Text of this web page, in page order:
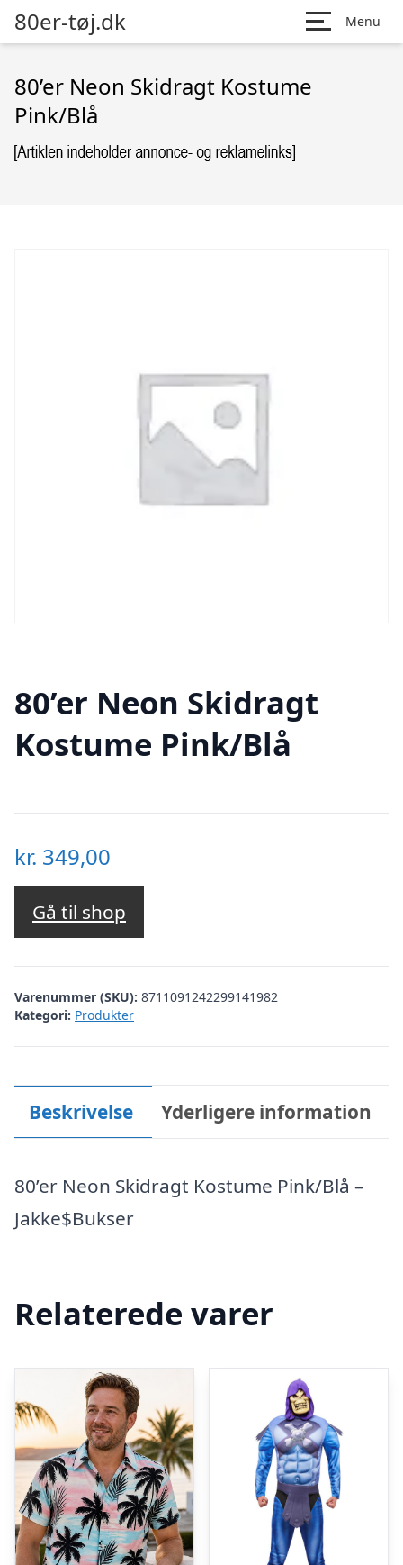
80er-tøj.dk Menu
80’er Neon Skidragt Kostume
Pink/Blå
80’er Neon Skidragt
Kostume Pink/Blå
kr. 349,00
Gå til shop
Varenummer (SKU): 8711091242299141982
Kategori: Produkter
Beskrivelse Yderligere information
80’er Neon Skidragt Kostume Pink/Blå –
Jakke$Bukser
Relaterede varer